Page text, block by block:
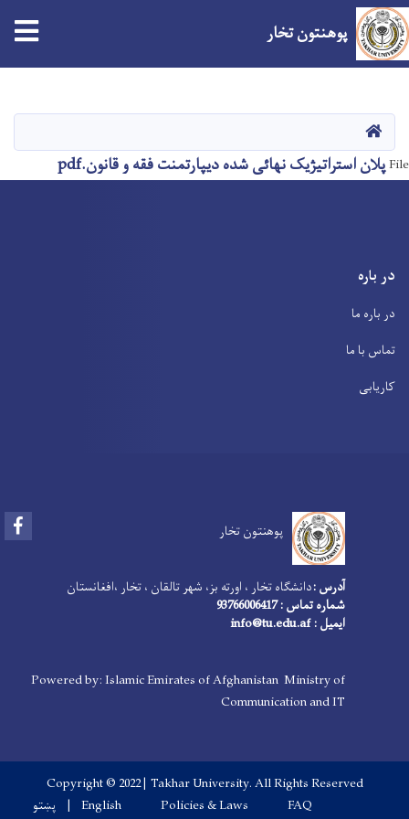
content
پوهنتون تخار
صفحه اصلی
Fileپلان استراتیژیک نهائی شده دیپارتمنت فقه و قانون.pdf
در باره
در باره ما
تماس با ما
کاریابی
پوهنتون تخار
آدرس :دانشگاه تخار ، اورته بز، شهر تالقان ، تخار ،افغانستان
شماره تماس : 93766006417
ایمیل : info@tu.edu.af
Powered by: Islamic Emirates of Afghanistan Ministry of
Communication and IT
Copyright © 2022 | Takhar University. All Rights Reserved
Footer menu
FAQ
Policies & Laws
English پښتو